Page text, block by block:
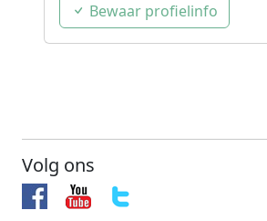
Bewaar profielinfo
Volg ons